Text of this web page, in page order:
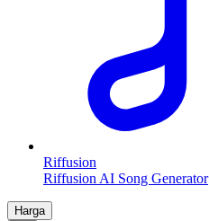
Riffusion
Riffusion AI Song Generator
Harga